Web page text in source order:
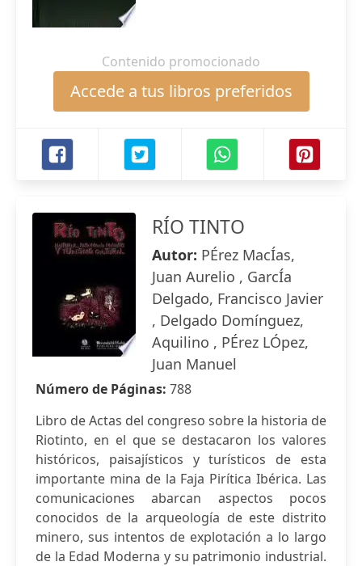
Contenido promocionado
Accede a tus libros preferidos
RÍO TINTO
Autor: PÉrez MacÍas,
Juan Aurelio , GarcÍa
Delgado, Francisco Javier
, Delgado Domínguez,
Aquilino , PÉrez LÓpez,
Juan Manuel
Número de Páginas: 788
Libro de Actas del congreso sobre la historia de
Riotinto, en el que se destacaron los valores
históricos, paisajísticos y turísticos de esta
importante mina de la Faja Pirítica Ibérica. Las
comunicaciones abarcan aspectos pocos
conocidos de la arqueología de este distrito
minero, sus intentos de explotación a lo largo
de la Edad Moderna y su patrimonio industrial.